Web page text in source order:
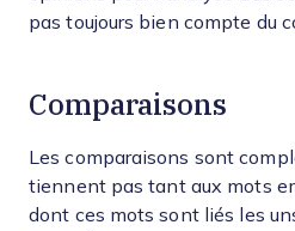
pas toujours bien compte du
Comparaisons
Les comparaisons sont
tiennent pas tant aux mots
dont ces mots sont liés les